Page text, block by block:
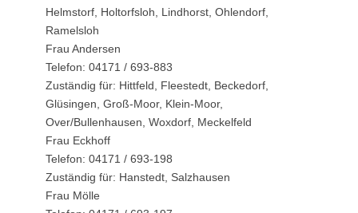
Helmstorf, Holtorfsloh, Lindhorst, Ohlendorf,
Ramelsloh
Frau Andersen
Telefon: 04171 / 693-883
Zuständig für: Hittfeld, Fleestedt, Beckedorf,
Glüsingen, Groß-Moor, Klein-Moor,
Over/Bullenhausen, Woxdorf, Meckelfeld
Frau Eckhoff
Telefon: 04171 / 693-198
Zuständig für: Hanstedt, Salzhausen
Frau Mölle